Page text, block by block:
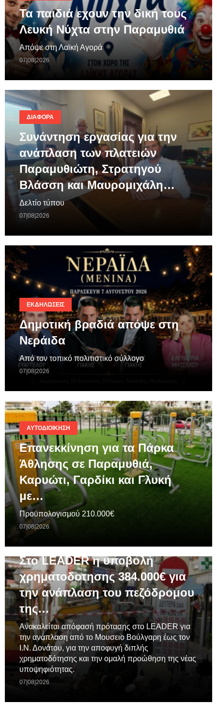
Τα παιδιά εχουν την δική τους
Λευκή Νύχτα στην Παραμυθιά
Απόψε στη Λαϊκή Αγορά
07|08|2026
ΔΙΆΦΟΡΑ
Συνάντηση εργασίας για την
ανάπλαση των πλατειών
Παραμυθιώτη, Στρατηγού
Βλάσση και Μαυρομιχάλη…
Δελτίο τύπου
07|08|2026
ΕΚΔΗΛΏΣΕΙΣ
Δημοτική βραδιά απόψε στη
Νεράιδα
Από τον τοπικό πολιτιστικό σύλλογο
07|08|2026
ΑΥΤΟΔΙΟΊΚΗΣΗ
Επανεκκίνηση για τα Πάρκα
Άθλησης σε Παραμυθιά,
Καρυώτι, Γαρδίκι και Γλυκή
με…
Προϋπολογισμού 210.000€
07|08|2026
Στο LEADER η υποβολή
χρηματοδοτησης 384.000€ για
την ανάπλαση του πεζόδρομου
της…
Ανακαλείται απόφασή πρότασης στο LEADER για
την ανάπλαση από το Μουσειο Βούλγαρη έως τον
Ι.Ν. Δονάτου, για την αποφυγή διπλής
χρηματοδότησης και την ομαλή προώθηση της νέας
υποψηφιότητας.
07|08|2026